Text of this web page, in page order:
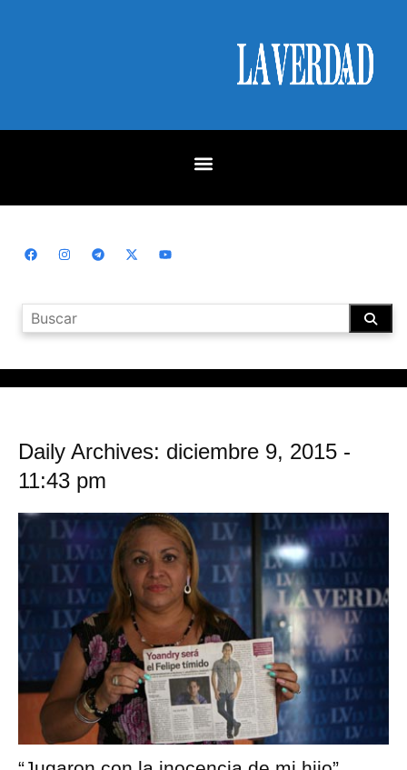
Daily Archives: diciembre 9, 2015 -
11:43 pm